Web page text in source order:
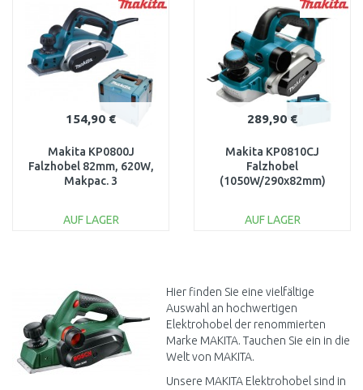
Vergleichen Vergleichen
154,90 €
Makita KP0800J
Falzhobel 82mm, 620W,
Makpac. 3
AUF LAGER
289,90 €
Makita KP0810CJ
Falzhobel
(1050W/290x82mm)
AUF LAGER
Vergleichen
Hier finden Sie eine vielfältige
Auswahl an hochwertigen
Elektrohobel der renommierten
Marke MAKITA. Tauchen Sie ein in die
Welt von MAKITA.
Unsere MAKITA Elektrohobel sind in